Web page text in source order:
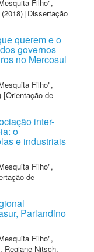
Filho",
(2018) [Dissertação
querem e o
governos
no Mercosul
Filho",
[Orientação de
inter-
o
e industriais
Filho",
de
Parlandino
Filho",
Regiane Nitsch,